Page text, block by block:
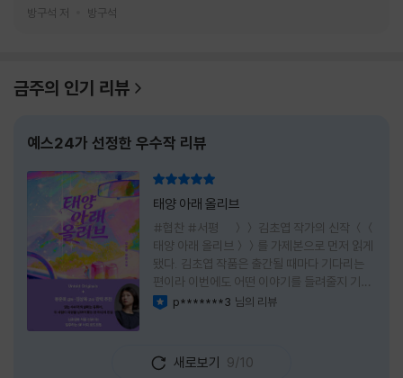
방구석 저 방구석
금주의 인기 리뷰
예스24가 선정한 우수작 리뷰
태양 아래 올리브
#협찬 #서평 ＞＞ 김초엽 작가의 신작 ＜＜
태양 아래 올리브＞＞를 가제본으로 먼저 읽게
됐다. 김초엽 작품은 출간될 때마다 기다리는
편이라 이번에도 어떤 이야기를 들려줄지 기대
가 컸다. 스포일러 없이 읽는 것이 가장 재미있
그 선택이 정말 잘한 일이었다. 첫 장부터 평범
하지 않았다. 사라진 누군가에게 보내는 메일로
p*******3 님의 리뷰
새로보기 9/10